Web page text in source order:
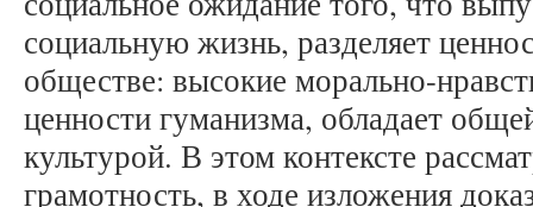
социальную жизнь, разделяет
обществе: высокие морально-
ценности гуманизма, обладает
культурой. В этом контексте
грамотность, в ходе изложения